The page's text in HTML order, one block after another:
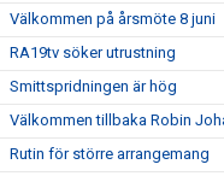
Välkommen på årsmöte 8 juni
RA19tv söker utrustning
Smittspridningen är hög
Välkommen tillbaka Robin
Rutin för större arrangemang